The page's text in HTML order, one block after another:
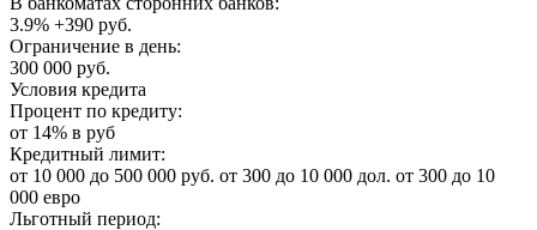
3.9% +390 руб.
Ограничение в день:
300 000 руб.
Условия кредита
Процент по кредиту:
от 14% в руб
Кредитный лимит:
от 10 000 до 500 000 руб. от 300 до 10 000 дол. от 300 до 10
000 евро
Льготный период: